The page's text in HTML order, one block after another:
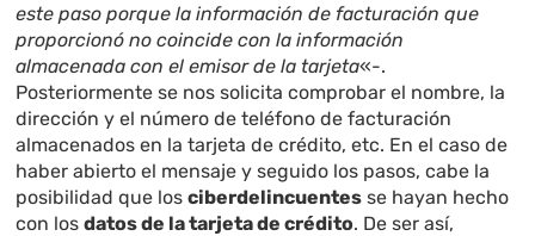
este paso porque la información de facturación que
proporcionó no coincide con la información
almacenada con el emisor de la tarjeta«-.
Posteriormente se nos solicita comprobar el nombre, la
dirección y el número de teléfono de facturación
almacenados en la tarjeta de crédito, etc. En el caso de
haber abierto el mensaje y seguido los pasos, cabe la
posibilidad que losciberdelincuentes se hayan hecho
con losdatos de la tarjeta de crédito. De ser así,